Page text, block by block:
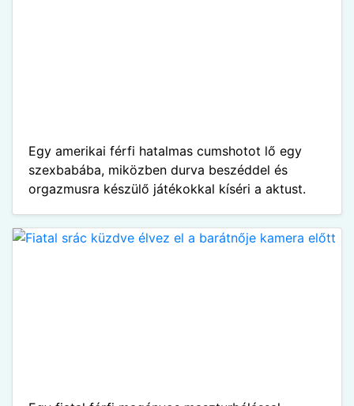
Egy amerikai férfi hatalmas cumshotot lő egy
szexbabába, miközben durva beszéddel és
orgazmusra készülő játékokkal kíséri a aktust.